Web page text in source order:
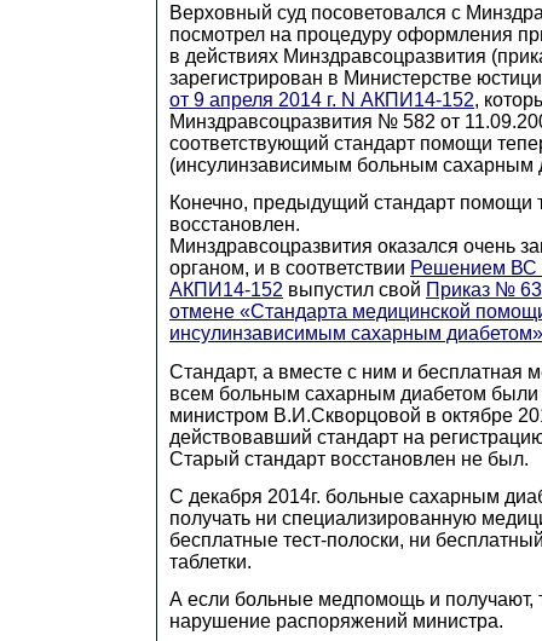
Верховный суд посоветовался с
посмотрел на процедуру оформления
в действиях Минздравсоцразвития
зарегистрирован в Министерстве
от 9 апреля 2014 г. N АКПИ14-152,
Минздравсоцразвития № 582 от
соответствующий стандарт помощи
(инсулинзависимым больным сахарным
Конечно, предыдущий стандарт помощи
восстановлен.
Минздравсоцразвития оказался очень
органом, и в соответствии Решением ВС
АКПИ14-152 выпустил свой Приказ №
отмене «Стандарта медицинской
инсулинзависимым сахарным диабетом»
Стандарт, а вместе с ним и бесплатная
всем больным сахарным диабетом
министром В.И.Скворцовой в октябре
действовавший стандарт на
Старый стандарт восстановлен не был.
С декабря 2014г. больные сахарным
получать ни специализированную
бесплатные тест-полоски, ни
таблетки.
А если больные медпомощь и получают,
нарушение распоряжений министра.